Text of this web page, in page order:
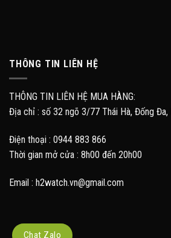
THÔNG TIN LIÊN HỆ
THÔNG TIN LIÊN HỆ MUA HÀNG:
Địa chỉ : số 32 ngõ 3/77 Thái Hà, Đống Đa,
Điện thoại : 0944 883 866
Thời gian mở cửa : 8h00 đến 20h00
Email : h2watch.vn@gmail.com
Chat Zalo